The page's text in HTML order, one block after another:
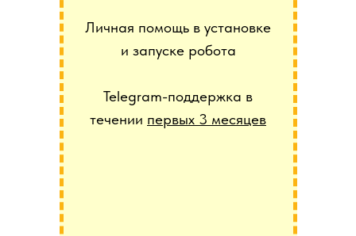
Личная помощь в установке
и запуске робота
Telegram-поддержка в
течении первых 3 месяцев